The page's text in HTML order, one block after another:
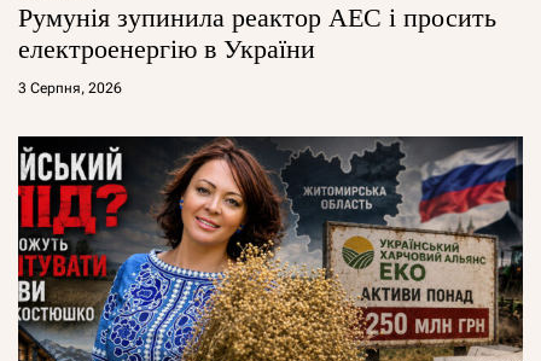
Румунія зупинила реактор АЕС і просить
електроенергію в України
3 Серпня, 2026